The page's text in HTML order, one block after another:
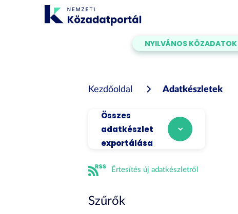
NYILVÁNOS KÖZADATOK
Kezdőoldal Adatkészletek
Összes
adatkészlet
exportálása
Értesítés új adatkészletről
Szűrők